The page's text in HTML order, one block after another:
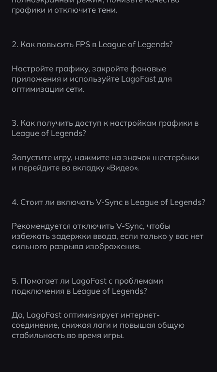
графики и отключите тени.
2. Как повысить FPS в League of Legends?
Настройте графику, закройте фоновые
приложения и используйте LagoFast для
оптимизации сети.
3. Как получить доступ к настройкам графики в
League of Legends?
Запустите игру, нажмите на значок шестерёнки
и перейдите во вкладку «Видео».
4. Стоит ли включать V-Sync в League of Legends?
Рекомендуется отключить V-Sync, чтобы
избежать задержки ввода, если только у вас нет
сильного разрыва изображения.
5. Помогает ли LagoFast с проблемами
подключения в League of Legends?
Да, LagoFast оптимизирует интернет-
соединение, снижая лаги и повышая общую
стабильность во время игры.